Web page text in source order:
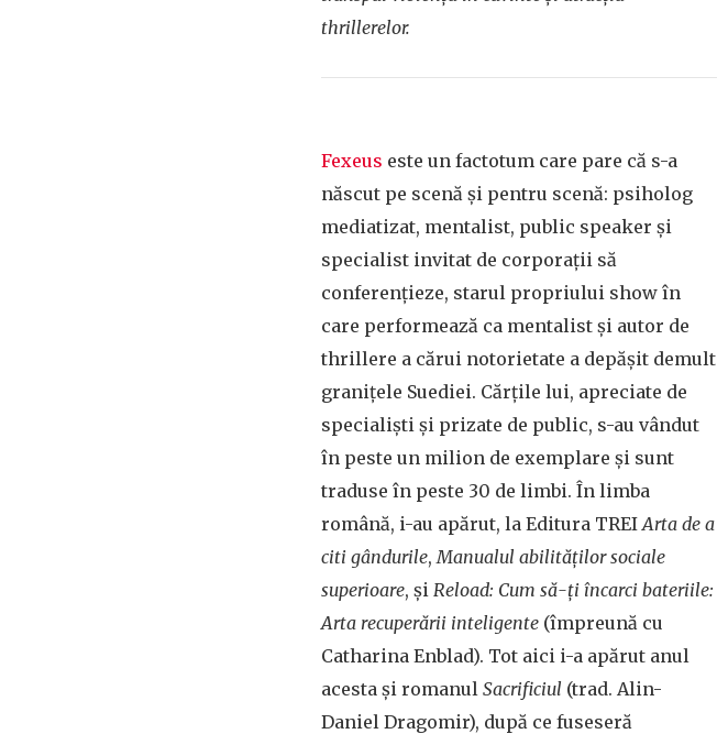
thrillerelor.
Fexeus este un factotum care pare că s-a
născut pe scenă și pentru scenă: psiholog
mediatizat, mentalist, public speaker și
specialist invitat de corporații să
conferențieze, starul propriului show în
care performează ca mentalist și autor de
thrillere a cărui notorietate a depășit demult
granițele Suediei. Cărțile lui, apreciate de
specialiști și prizate de public, s-au vândut
în peste un milion de exemplare și sunt
traduse în peste 30 de limbi. În limba
română, i-au apărut, la Editura TREIArta de a
citi gândurile,Manualul abilităţilor sociale
superioare, și Reload: Cum să-ți încarci bateriile:
Arta recuperării inteligente (împreună cu
Catharina Enblad). Tot aici i-a apărut anul
acesta și romanul Sacrificiul (trad. Alin-
Daniel Dragomir), după ce fuseseră